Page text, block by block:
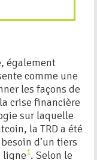
également
comme une
les façons de
crise financière
sur laquelle
la TRD a été
d’un tiers
ligne1.Selon le